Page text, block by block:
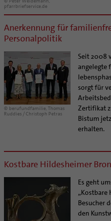
Ehe - Familie -
Kategoriale und Diakonale
Notfall
Polizei- und Feuerwehr
Schule
Gefängnisseelsorge
Segensorte
Supervision
Coaching
Aufbrüche in der Kirche
Ehrenamtliche
KirchenZeitung online
Verwaltungsbeauftragte /
Pfarrgemeinden
pfarrbriefservice.de
Anerkennung für
Personalpolitik
© berufundfamilie, Thomas
Ruddies / Christoph Petras
Seit 2008
angelegte
sorgt für
Zertifikat
Bistum
erhalten.
Kostbare Hildesheimer
Es geht
„Kostbare
Besucher
den